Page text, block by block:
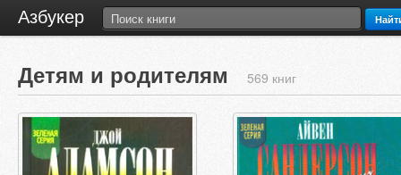
Азбукер
Детям и родителям 569 книг